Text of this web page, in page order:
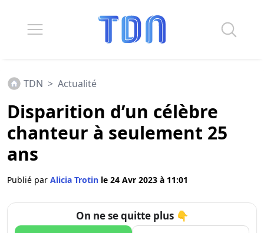
TDN > Actualité
Disparition d’un célèbre
chanteur à seulement 25
ans
Publié par Alicia Trotin le 24 Avr 2023 à 11:01
On ne se quitte plus 👇